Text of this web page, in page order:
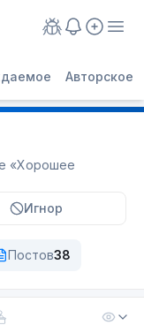
Авторское
«Хорошее
Игнор
Постов38